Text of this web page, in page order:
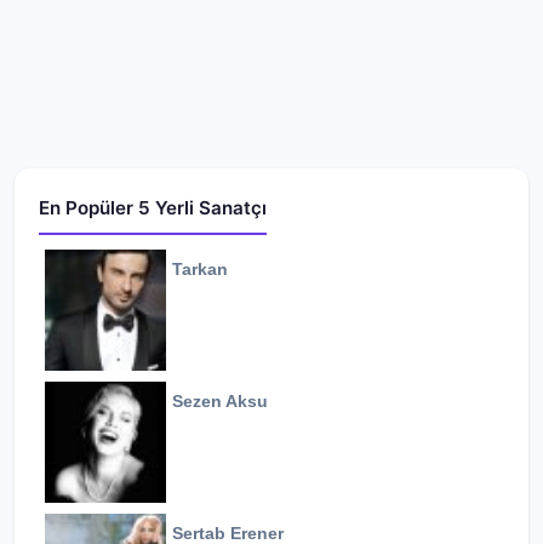
En Popüler 5 Yerli Sanatçı
Tarkan
Sezen Aksu
Sertab Erener